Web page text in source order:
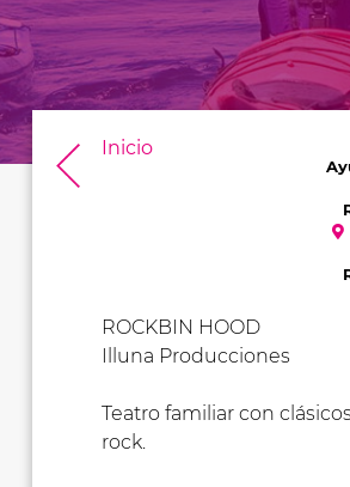
Inicio
ROCKBIN HOOD
Illuna Producciones
Teatro familiar con
rock.